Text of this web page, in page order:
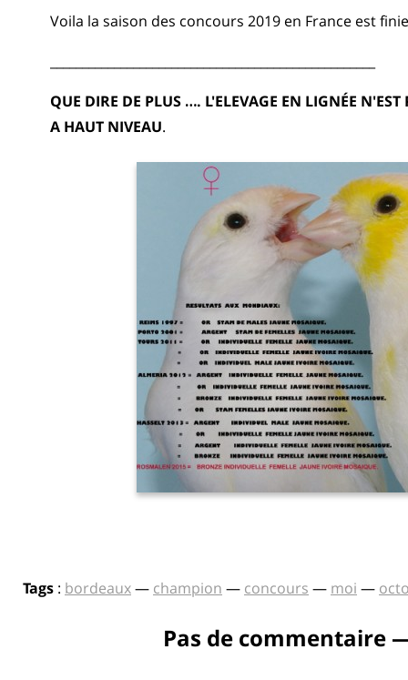
Voila la saison des concours 2019 en France est
QUE DIRE DE PLUS …. L'ELEVAGE EN LIGNÉE
A HAUT NIVEAU.
Tags : bordeaux— champion — concours — moi —
Pas de commentaire